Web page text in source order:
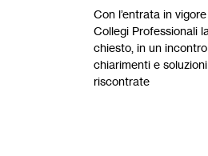
Con l’entrata in
Collegi Professionali
chiesto, in un incontro
chiarimenti e
riscontrate